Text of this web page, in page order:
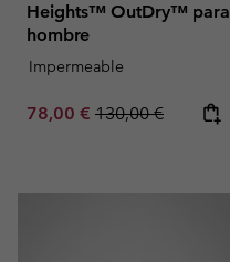
Heights™ OutDry™ para
hombre
Impermeable
Sale price:
78,00 € Regular price:
130,00 €